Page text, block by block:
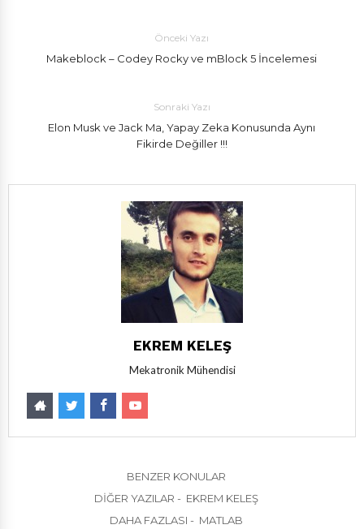
Önceki Yazı
Makeblock – Codey Rocky ve mBlock 5 İncelemesi
Sonraki Yazı
Elon Musk ve Jack Ma, Yapay Zeka Konusunda Aynı
Fikirde Değiller !!!
EKREM KELEŞ
Mekatronik Mühendisi
BENZER KONULAR
DIĞER YAZILAR - EKREM KELEŞ
DAHA FAZLASI - MATLAB